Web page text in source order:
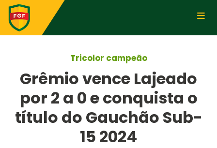
Tricolor campeão
Grêmio vence Lajeado
por 2 a 0 e conquista o
título do Gauchão Sub-
15 2024